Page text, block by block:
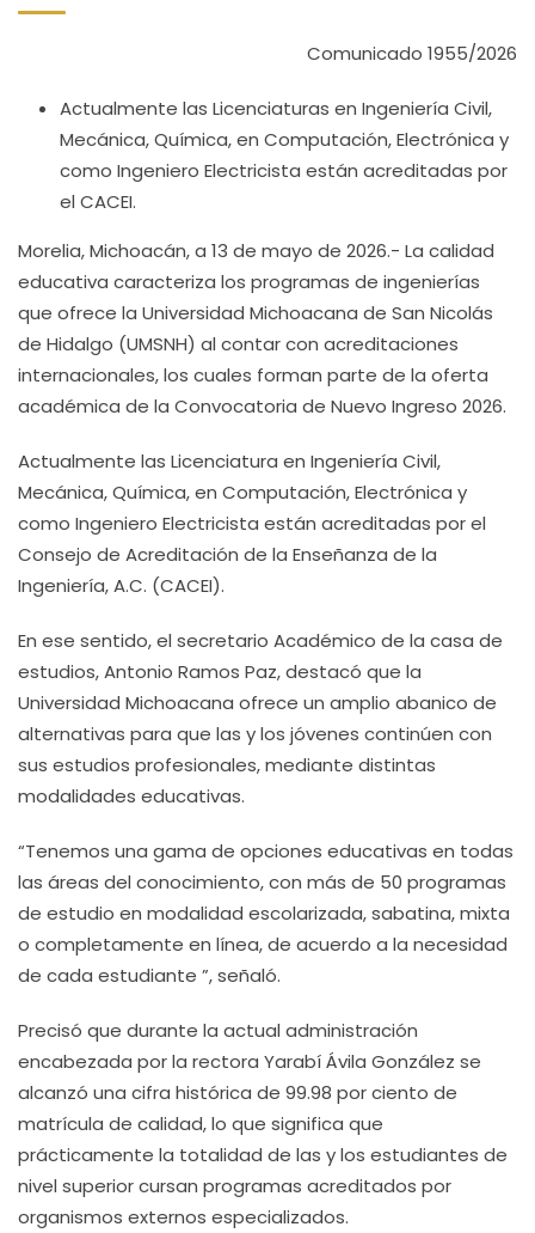
Comunicado 1955/2026
Actualmente las Licenciaturas en Ingeniería Civil,
Mecánica, Química, en Computación, Electrónica y
como Ingeniero Electricista están acreditadas por
el CACEI.
Morelia, Michoacán, a 13 de mayo de 2026.- La calidad
educativa caracteriza los programas de ingenierías
que ofrece la Universidad Michoacana de San Nicolás
de Hidalgo (UMSNH) al contar con acreditaciones
internacionales, los cuales forman parte de la oferta
académica de la Convocatoria de Nuevo Ingreso 2026.
Actualmente las Licenciatura en Ingeniería Civil,
Mecánica, Química, en Computación, Electrónica y
como Ingeniero Electricista están acreditadas por el
Consejo de Acreditación de la Enseñanza de la
Ingeniería, A.C. (CACEI).
En ese sentido, el secretario Académico de la casa de
estudios, Antonio Ramos Paz, destacó que la
Universidad Michoacana ofrece un amplio abanico de
alternativas para que las y los jóvenes continúen con
sus estudios profesionales, mediante distintas
modalidades educativas.
“Tenemos una gama de opciones educativas en todas
las áreas del conocimiento, con más de 50 programas
de estudio en modalidad escolarizada, sabatina, mixta
o completamente en línea, de acuerdo a la necesidad
de cada estudiante ”, señaló.
Precisó que durante la actual administración
encabezada por la rectora Yarabí Ávila González se
alcanzó una cifra histórica de 99.98 por ciento de
matrícula de calidad, lo que significa que
prácticamente la totalidad de las y los estudiantes de
nivel superior cursan programas acreditados por
organismos externos especializados.